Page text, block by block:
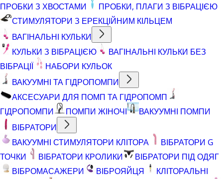
ПРОБКИ З ХВОСТАМИ
ПРОБКИ, ПЛАГИ З ВІБРАЦІЄЮ
СТИМУЛЯТОРИ З ЕРЕКЦІЙНИМ КІЛЬЦЕМ
ВАГІНАЛЬНІ КУЛЬКИ
КУЛЬКИ З ВІБРАЦІЄЮ
ВАГІНАЛЬНІ КУЛЬКИ БЕЗ
ВІБРАЦІЇ
НАБОРИ КУЛЬОК
ВАКУУМНІ ТА ГІДРОПОМПИ
АКСЕСУАРИ ДЛЯ ПОМП ТА ГІДРОПОМП
ГІДРОПОМПИ
ПОМПИ ЖІНОЧІ
ВАКУУМНІ ПОМПИ
ВІБРАТОРИ
ВАКУУМНІ СТИМУЛЯТОРИ КЛІТОРА
ВІБРАТОРИ G
ТОЧКИ
ВІБРАТОРИ КРОЛИКИ
ВІБРАТОРИ ПІД ОДЯГ
ВІБРОМАСАЖЕРИ
ВІБРОЯЙЦЯ
КЛІТОРАЛЬНІ